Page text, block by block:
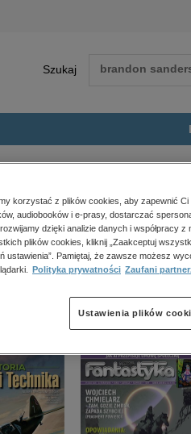
Szukaj
polityka, społeczno-
psychologiczne
inne
popularno-naukowe
historia
zdrowie
religie
stolic europejskich w piśmiennictwie polskim”
korzystać z plików cookies, aby zapewnić
audiobooków i e-prasy, dostarczać
dzięki analizie danych i współpracy
plików cookies, kliknij „Zaakceptuj
ustawienia”. Pamiętaj, że zawsze możesz
Polityka prywatności Zaufani
Ustawienia plików